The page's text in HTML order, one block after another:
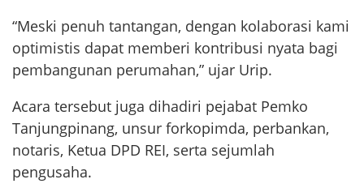
“Meski penuh tantangan, dengan kolaborasi kami
optimistis dapat memberi kontribusi nyata bagi
pembangunan perumahan,” ujar Urip.
Acara tersebut juga dihadiri pejabat Pemko
Tanjungpinang, unsur forkopimda, perbankan,
notaris, Ketua DPD REI, serta sejumlah
pengusaha.